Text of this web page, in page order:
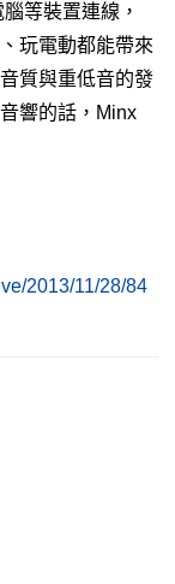
等裝置連線，
玩電動都能帶來
質與重低音的發
響的話，Minx
2013/11/28/84